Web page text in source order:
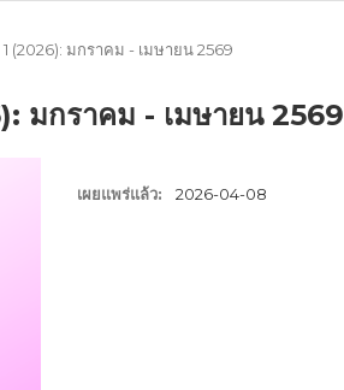
(2026): มกราคม - เมษายน 2569
มกราคม - เมษายน 2569
เผยแพร่แล้ว: 2026-04-08